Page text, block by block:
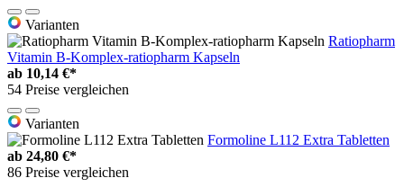
Varianten
Ratiopharm
Vitamin B-Komplex-ratiopharm Kapseln
ab 10,14 €*
54 Preise vergleichen
Varianten
Formoline L112 Extra Tabletten
ab 24,80 €*
86 Preise vergleichen